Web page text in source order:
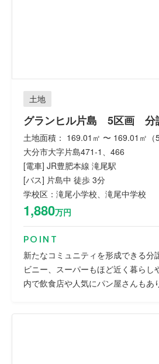
土地
グランヒル片島 5区画 分
土地面積： 169.01㎡ 〜 169.01㎡（
大分市大字片島471-1、466
[電車] JR豊肥本線 滝尾駅
[バス] 片島中 徒歩 3分
学校区：滝尾小学校、滝尾中学校
1,880万円
POINT
新たなコミュニティを形成できる分
ビニー、スーパーもほど近く暮らし
内で飲食店や人気にパン屋さんもあ